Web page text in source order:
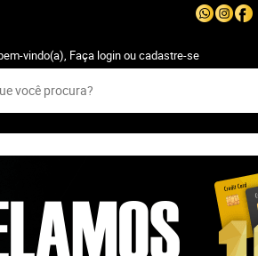
vindo(a), Faça loginoucadastre-se